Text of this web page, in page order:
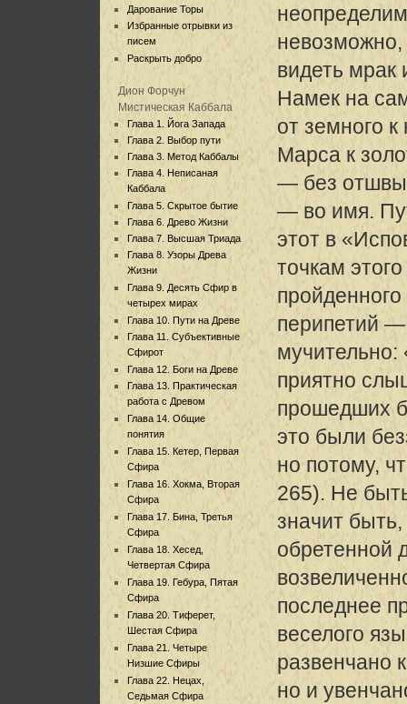
Дарование Торы
Избранные отрывки из
писем
Раскрыть добро
Дион Форчун
Мистическая Каббала
Глава 1. Йога Запада
Глава 2. Выбор пути
Глава 3. Метод Каббалы
Глава 4. Неписаная
Каббала
Глава 5. Скрытое бытие
Глава 6. Древо Жизни
Глава 7. Высшая Триада
Глава 8. Узоры Древа
Жизни
Глава 9. Десять Сфир в
четырех мирах
Глава 10. Пути на Древе
Глава 11. Субъективные
Сфирот
Глава 12. Боги на Древе
Глава 13. Практическая
работа с Древом
Глава 14. Общие
понятия
Глава 15. Кетер, Первая
Сфира
Глава 16. Хокма, Вторая
Сфира
Глава 17. Бина, Третья
Сфира
Глава 18. Хесед,
Четвертая Сфира
Глава 19. Гебура, Пятая
Сфира
Глава 20. Тиферет,
Шестая Сфира
Глава 21. Четыре
Низшие Сфиры
Глава 22. Нецах,
Седьмая Сфира
видеть
Намек на
от земного
Марса к
— без
— во имя.
этот в
точкам
перипетий
приятно
прошедших
это были
но потому,
265). Не
значит
обретенной
последнее
веселого
развенчано
но и